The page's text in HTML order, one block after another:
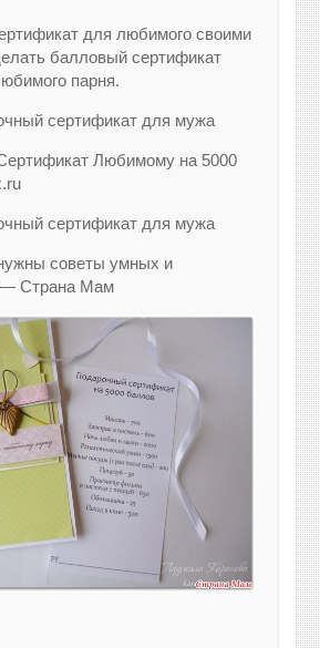
для любимого своими
балловый сертификат
парня.
Любимому на 5000
советы умных и
— Страна Мам